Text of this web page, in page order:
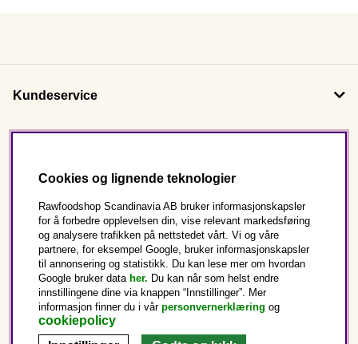
Kundeservice
Dette er Rawfoodshop
Norge
Cookies og lignende teknologier
Rawfoodshop Scandinavia AB bruker informasjonskapsler
for å forbedre opplevelsen din, vise relevant markedsføring
og analysere trafikken på nettstedet vårt. Vi og våre
partnere, for eksempel Google, bruker informasjonskapsler
til annonsering og statistikk. Du kan lese mer om hvordan
Google bruker data her. Du kan når som helst endre
innstillingene dine via knappen “Innstillinger”. Mer
informasjon finner du i vår personvernerklæring og
cookiepolicy